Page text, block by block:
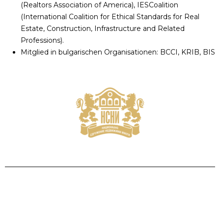
(Realtors Association of America), IESCoalition
(International Coalition for Ethical Standards for Real
Estate, Construction, Infrastructure and Related
Professions).
Mitglied in bulgarischen Organisationen: BCCI, KRIB, BIS